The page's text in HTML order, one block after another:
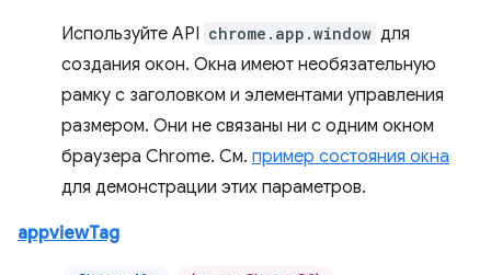
Используйте API chrome.app.window для
создания окон. Окна имеют необязательную
рамку с заголовком и элементами управления
размером. Они не связаны ни с одним окном
браузера Chrome. См. пример состояния окна
для демонстрации этих параметров.
appviewTag